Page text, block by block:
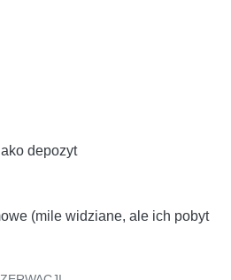
depozyt
(mile widziane, ale ich pobyt